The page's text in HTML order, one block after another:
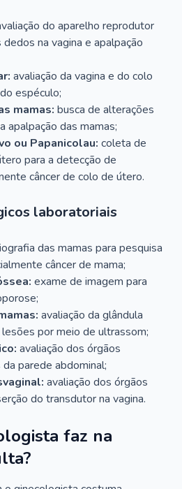
do aparelho reprodutor
na vagina e apalpação
avaliação da vagina e do colo
espéculo;
mamas: busca de alterações
apalpação das mamas;
ou Papanicolau: coleta de
para a detecção de
câncer de colo de útero.
laboratoriais
das mamas para pesquisa
câncer de mama;
exame de imagem para
avaliação da glândula
por meio de ultrassom;
avaliação dos órgãos
parede abdominal;
avaliação dos órgãos
do transdutor na vagina.
faz na